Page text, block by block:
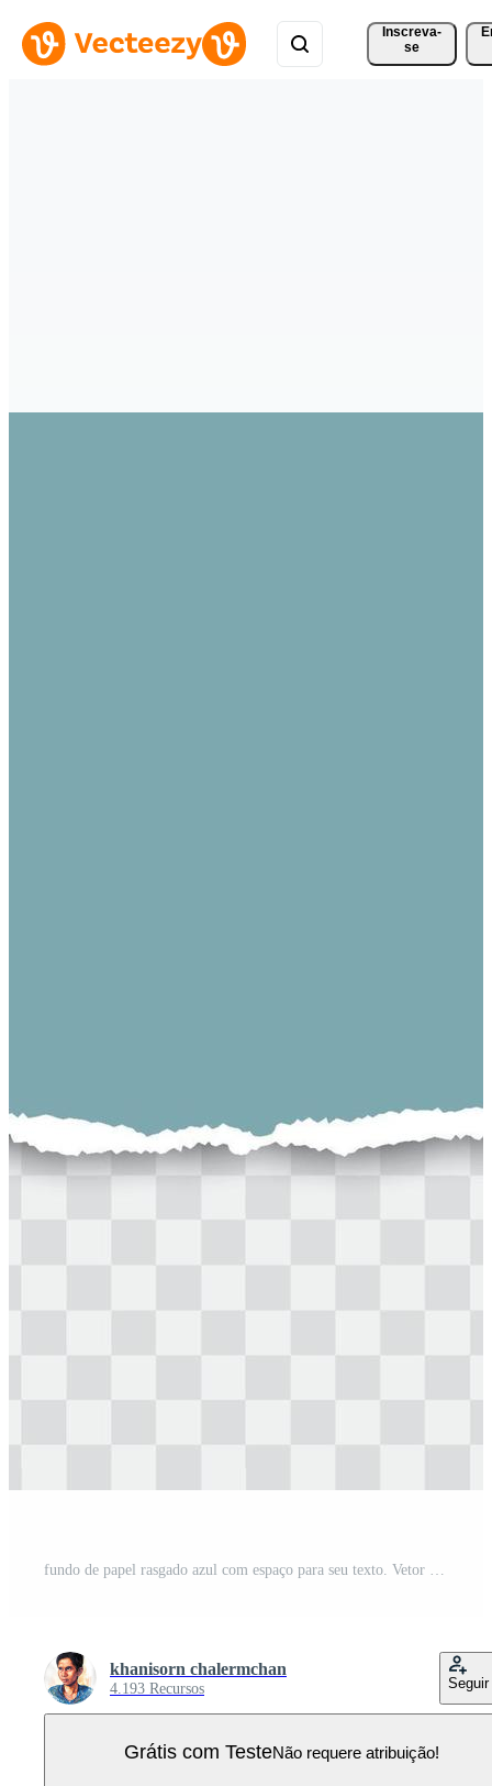
Inscreva-
se
khanisorn chalermchan
4.193 Recursos Seguir
Grátis com TesteNão requere atribuição!